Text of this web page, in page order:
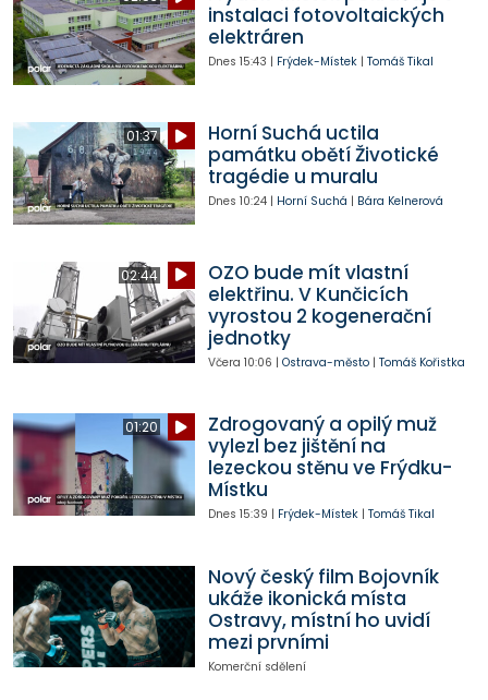
instalaci fotovoltaických
elektráren
Dnes 15:43 | Frýdek-Místek| Tomáš Tikal
01:37
Horní Suchá uctila
památku obětí Životické
tragédie u muralu
Dnes 10:24| Horní Suchá | Bára Kelnerová
02:44
OZO bude mít vlastní
elektřinu. V Kunčicích
vyrostou 2 kogenerační
jednotky
Včera 10:06 | Ostrava-město| Tomáš Kořistka
01:20
Zdrogovaný a opilý muž
vylezl bez jištění na
lezeckou stěnu ve Frýdku-
Místku
Dnes 15:39 | Frýdek-Místek| Tomáš Tikal
Nový český film Bojovník
ukáže ikonická místa
Ostravy, místní ho uvidí
mezi prvními
Komerční sdělení